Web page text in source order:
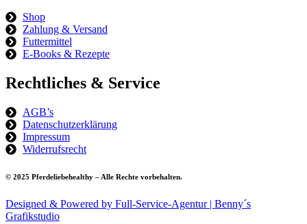
Shop
Zahlung & Versand
Futtermittel
E-Books & Rezepte
Rechtliches & Service
AGB’s
Datenschutzerklärung
Impressum
Widerrufsrecht
© 2025 Pferdeliebehealthy – Alle Rechte vorbehalten.
Designed & Powered by Full-Service-Agentur | Benny´s
Grafikstudio